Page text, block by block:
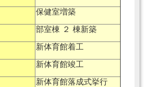
保健室増築
部室棟 ２ 棟新築
新体育館着工
新体育館竣工
新体育館落成式挙行